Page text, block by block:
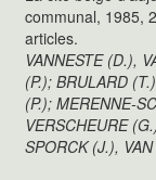
communal, 1985,
articles.
VANNESTE (D.),
(P.); BRULARD
(P.); MERENNE-
VERSCHEURE
SPORCK (J.),